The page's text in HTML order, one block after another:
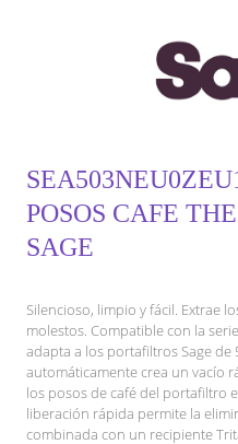
POSOS CAFE
SAGE
Silencioso, limpio y fácil. Extrae
molestos. Compatible con la
adapta a los portafiltros Sage de
automáticamente crea un vacío
los posos de café del portafiltro
liberación rápida permite la
combinada con un recipiente